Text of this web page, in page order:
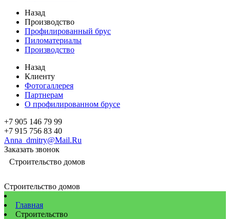
Назад
Производство
Профилированный брус
Пиломатериалы
Производство
Назад
Клиенту
Фотогаллерея
Партнерам
О профилированном брусе
+7 905 146 79 99
+7 915 756 83 40
Anna_dmitry@Mail.Ru
Заказать звонок
Строительство домов
Строительство домов
Главная
Строительство